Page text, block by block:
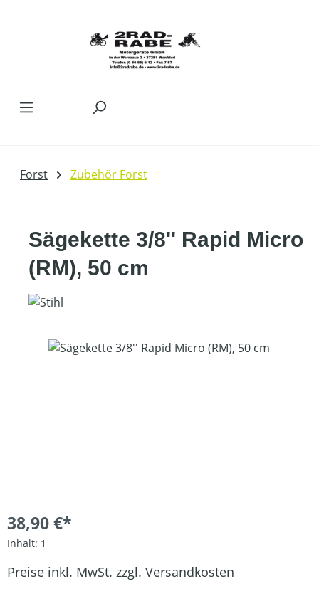
Forst Zubehör Forst
Sägekette 3/8'' Rapid Micro
(RM), 50 cm
Bildergalerie überspringen
38,90 €*
Inhalt: 1
Preise inkl. MwSt. zzgl. Versandkosten